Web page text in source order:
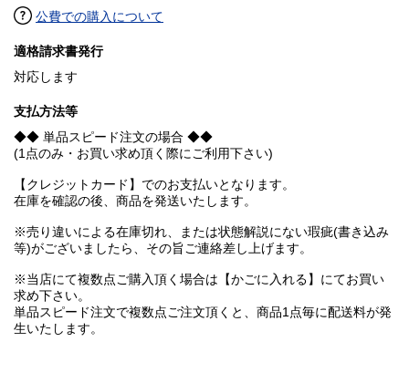
公費での購入について
適格請求書発行
対応します
支払方法等
◆◆ 単品スピード注文の場合 ◆◆
(1点のみ・お買い求め頂く際にご利用下さい)
【クレジットカード】でのお支払いとなります。
在庫を確認の後、商品を発送いたします。
※売り違いによる在庫切れ、または状態解説にない瑕疵(書き込み
等)がございましたら、その旨ご連絡差し上げます。
※当店にて複数点ご購入頂く場合は【かごに入れる】にてお買い
求め下さい。
単品スピード注文で複数点ご注文頂くと、商品1点毎に配送料が発
生いたします。